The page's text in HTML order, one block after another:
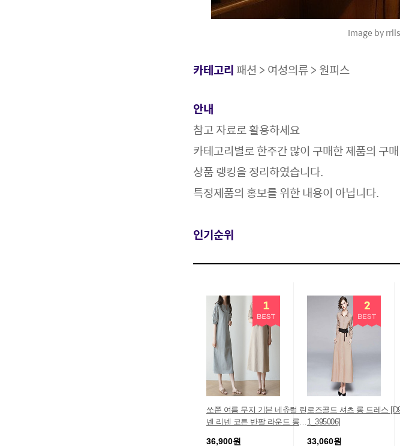
Image by
카테고리 패션 > 여성의류 > 원피스
안내
참고 자료로 활용하세요
카테고리별로 한주간 많이 구매한 제품의 구
상품 랭킹을 정리하였습니다.
특정제품의 홍보를 위한 내용이 아닙니다.
인기순위
쏘쭌 여름 무지 기본 네츄럴 린
넨 리넨 코튼 반팔 라운드 롱
36,900원
로즈골드 셔츠 롱 드레스
1_395006]
33,060원